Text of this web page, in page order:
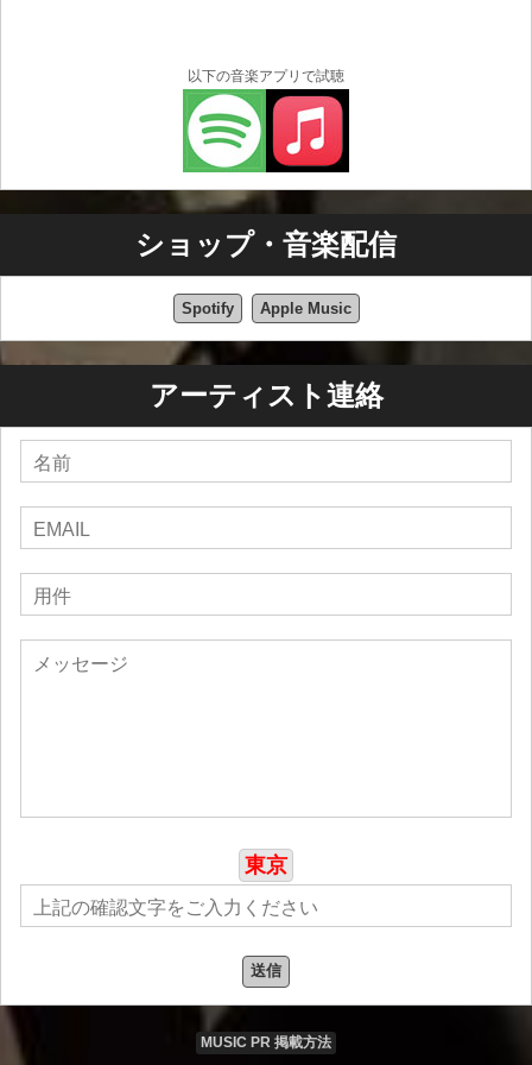
以下の音楽アプリで試聴
ショップ・音楽配信
Spotify Apple Music
アーティスト連絡
東京
送信
MUSIC PR 掲載方法